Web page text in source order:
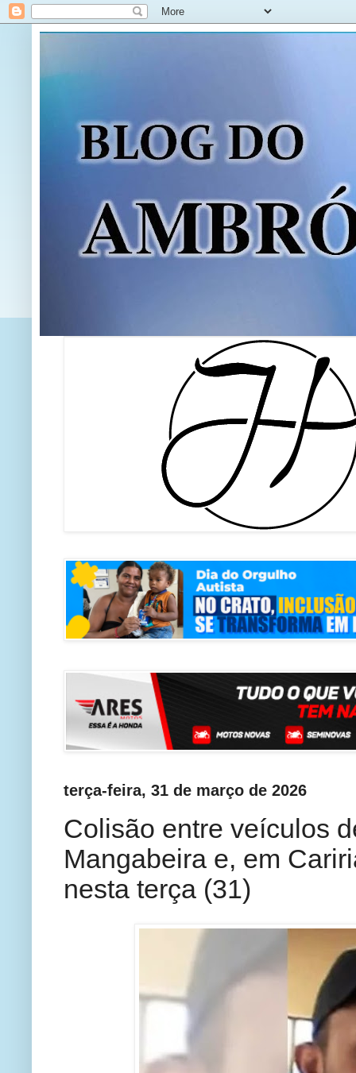
terça-feira, 31 de março de 2026
Colisão entre veículos
Mangabeira e, em
nesta terça (31)